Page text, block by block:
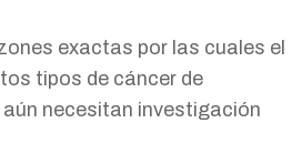
exactas por las cuales el
tipos de cáncer de
necesitan investigación